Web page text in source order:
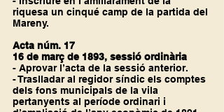
riquesa un cinqué camp de la partida del
Mareny.
Acta núm. 17
16 de març de 1893, sessió ordinària
- Aprovar l’acta de la sessió anterior.
- Traslladar al regidor síndic els comptes
dels fons municipals de la vila
pertanyents al període ordinari i